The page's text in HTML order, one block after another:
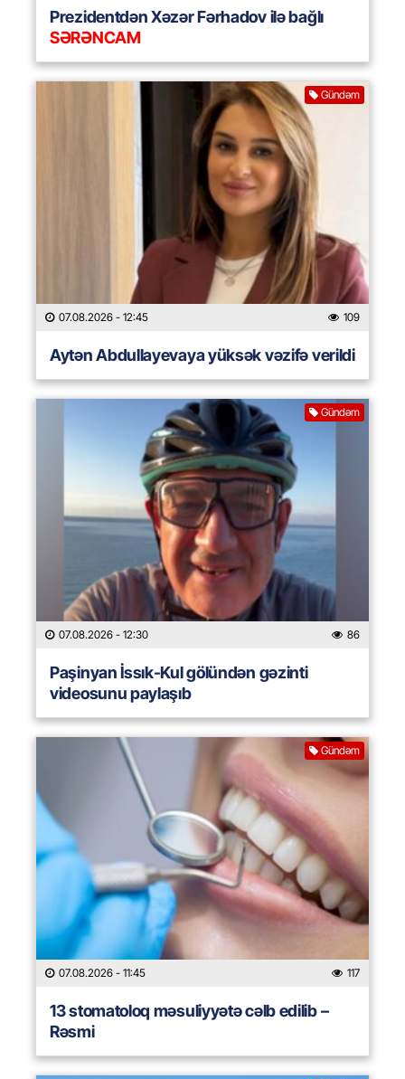
Prezidentdən Xəzər Fərhadov ilə bağlı
SƏRƏNCAM
Gündəm
07.08.2026 - 12:45 109
Aytən Abdullayevaya yüksək vəzifə verildi
Gündəm
07.08.2026 - 12:30 86
Paşinyan İssık-Kul gölündən gəzinti
videosunu paylaşıb
Gündəm
07.08.2026 - 11:45 117
13 stomatoloq məsuliyyətə cəlb edilib –
Rəsmi